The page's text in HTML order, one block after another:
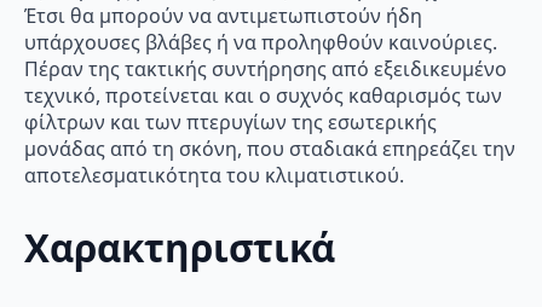
Έτσι θα μπορούν να αντιμετωπιστούν ήδη
υπάρχουσες βλάβες ή να προληφθούν καινούριες.
Πέραν της τακτικής συντήρησης από εξειδικευμένο
τεχνικό, προτείνεται και ο συχνός καθαρισμός των
φίλτρων και των πτερυγίων της εσωτερικής
μονάδας από τη σκόνη, που σταδιακά επηρεάζει την
αποτελεσματικότητα του κλιματιστικού.
Χαρακτηριστικά